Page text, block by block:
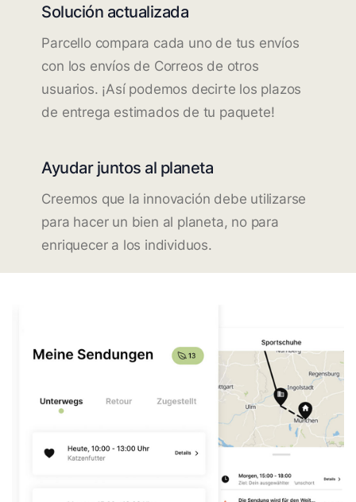
Solución actualizada
Parcello compara cada uno de tus envíos
con los envíos de Correos de otros
usuarios. ¡Así podemos decirte los plazos
de entrega estimados de tu paquete!
Ayudar juntos al planeta
Creemos que la innovación debe utilizarse
para hacer un bien al planeta, no para
enriquecer a los individuos.